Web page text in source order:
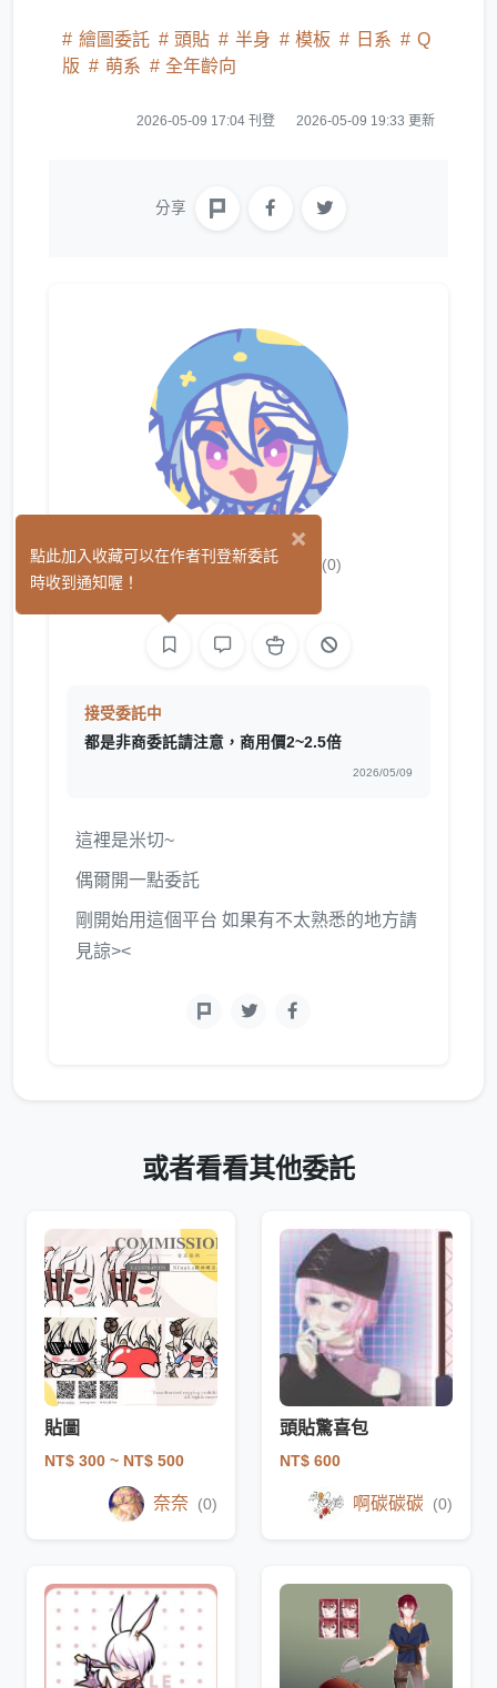
繪圖委託 頭貼 半身 模板 日系
Q
版
萌系 全年齡向
2026-05-09 17:04 刊登 2026-05-09 19:33 更新
分享
米切Mizuha (0)
接受委託中
都是非商委託請注意，商用價2~2.5倍
2026/05/09
這裡是米切~
偶爾開一點委託
剛開始用這個平台 如果有不太熟悉的地方請
見諒><
或者看看其他委託
貼圖
NT$ 300 ~ NT$ 500
奈奈 (0)
頭貼驚喜包
NT$ 600
啊碳碳碳 (0)
×
點此加入收藏可以在作者刊登新委託
時收到通知喔！